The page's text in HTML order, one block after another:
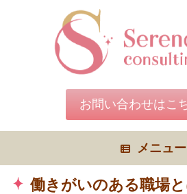
お問い合わせはこ
メニュー
働きがいのある職場